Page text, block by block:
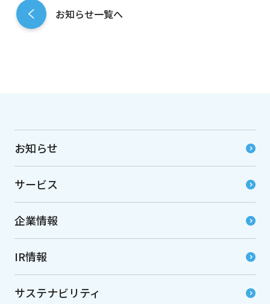
お知らせ一覧へ
お知らせ
サービス
企業情報
IR情報
サステナビリティ